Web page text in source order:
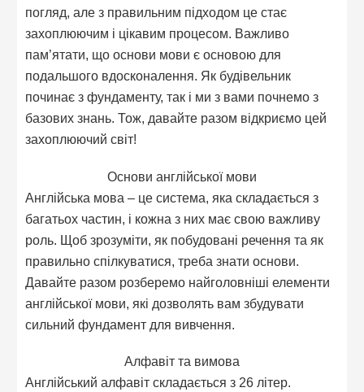
погляд, але з правильним підходом це стає
захоплюючим і цікавим процесом. Важливо
пам’ятати, що основи мови є основою для
подальшого вдосконалення. Як будівельник
починає з фундаменту, так і ми з вами почнемо з
базових знань. Тож, давайте разом відкриємо цей
захоплюючий світ!
Основи англійської мови
Англійська мова – це система, яка складається з
багатьох частин, і кожна з них має свою важливу
роль. Щоб зрозуміти, як побудовані речення та як
правильно спілкуватися, треба знати основи.
Давайте разом розберемо найголовніші елементи
англійської мови, які дозволять вам збудувати
сильний фундамент для вивчення.
Алфавіт та вимова
Англійський алфавіт складається з 26 літер.